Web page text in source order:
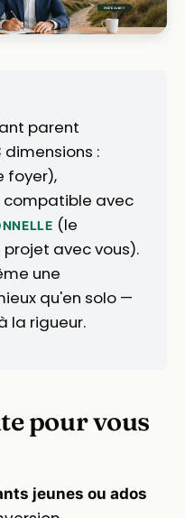
parent
:
foyer),
avec
(le
avec vous).
une
qu'en solo —
la rigueur.
pour vous
jeunes ou ados